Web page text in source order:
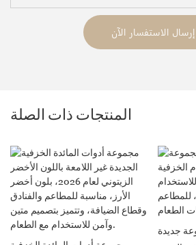
إرسال الاستفسار الآن
المنتجات ذات الصلة
جديدة